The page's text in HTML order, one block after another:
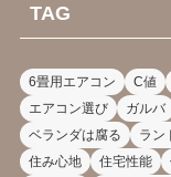
TAG
6畳用エアコン C値
エアコン選び
ガルバ
ベランダは腐る
ラン
住み心地
住宅性能